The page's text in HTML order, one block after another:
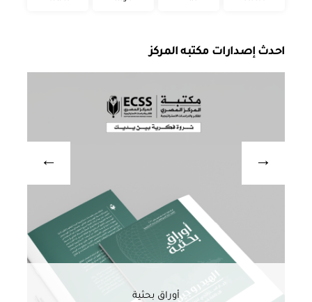
احدث إصدارات مكتبه المركز
أوراق بحثية